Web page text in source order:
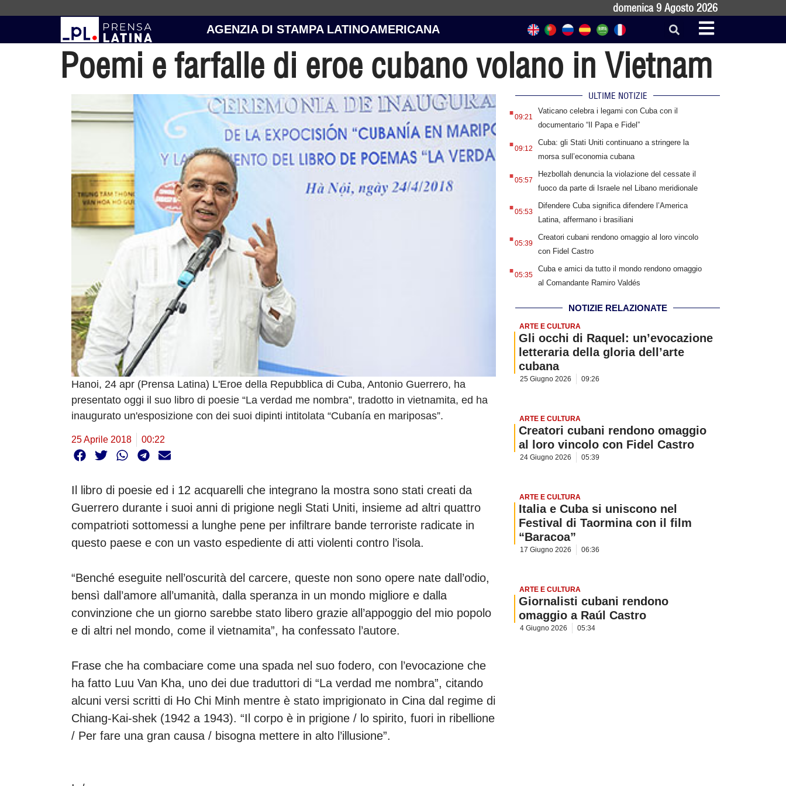
domenica 9 Agosto 2026
AGENZIA DI STAMPA LATINOAMERICANA
Poemi e farfalle di eroe cubano volano in Vietnam
Hanoi, 24 apr (Prensa Latina) L'Eroe della Repubblica di Cuba, Antonio Guerrero, ha
presentato oggi il suo libro di poesie “La verdad me nombra”, tradotto in vietnamita, ed ha
inaugurato un'esposizione con dei suoi dipinti intitolata “Cubanía en mariposas”.
25 Aprile 2018 00:22
Il libro di poesie ed i 12 acquarelli che integrano la mostra sono stati creati da
Guerrero durante i suoi anni di prigione negli Stati Uniti, insieme ad altri quattro
compatrioti sottomessi a lunghe pene per infiltrare bande terroriste radicate in
questo paese e con un vasto espediente di atti violenti contro l’isola.
“Benché eseguite nell’oscurità del carcere, queste non sono opere nate dall’odio,
bensì dall’amore all’umanità, dalla speranza in un mondo migliore e dalla
convinzione che un giorno sarebbe stato libero grazie all’appoggio del mio popolo
e di altri nel mondo, come il vietnamita”, ha confessato l’autore.
Frase che ha combaciare come una spada nel suo fodero, con l’evocazione che
ha fatto Luu Van Kha, uno dei due traduttori di “La verdad me nombra”, citando
alcuni versi scritti di Ho Chi Minh mentre è stato imprigionato in Cina dal regime di
Chiang-Kai-shek (1942 a 1943). “Il corpo è in prigione / lo spirito, fuori in ribellione
/ Per fare una gran causa / bisogna mettere in alto l’illusione”.
ULTIME NOTIZIE
.09:21
Vaticano celebra i legami con Cuba con il
documentario “Il Papa e Fidel”
.09:12
Cuba: gli Stati Uniti continuano a stringere la
morsa sull’economia cubana
.05:57
Hezbollah denuncia la violazione del cessate il
fuoco da parte di Israele nel Libano meridionale
.05:53
Difendere Cuba significa difendere l’America
Latina, affermano i brasiliani
.05:39
Creatori cubani rendono omaggio al loro vincolo
con Fidel Castro
.05:35
Cuba e amici da tutto il mondo rendono omaggio
al Comandante Ramiro Valdés
NOTIZIE RELAZIONATE
ARTE E CULTURA
Gli occhi di Raquel: un’evocazione
letteraria della gloria dell’arte
cubana
25 Giugno 2026 09:26
ARTE E CULTURA
Creatori cubani rendono omaggio
al loro vincolo con Fidel Castro
24 Giugno 2026 05:39
ARTE E CULTURA
Italia e Cuba si uniscono nel
Festival di Taormina con il film
“Baracoa”
17 Giugno 2026 06:36
ARTE E CULTURA
Giornalisti cubani rendono
omaggio a Raúl Castro
4 Giugno 2026 05:34